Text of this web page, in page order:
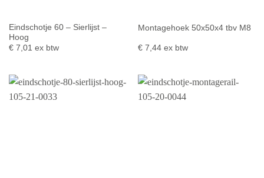
Eindschotje 60 – Sierlijst –
Hoog
€7,01 ex btw
Montagehoek 50x50x4 tbv M8
€7,44 ex btw